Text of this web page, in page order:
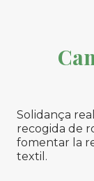
Solidança
recogida de
fomentar la
textil.